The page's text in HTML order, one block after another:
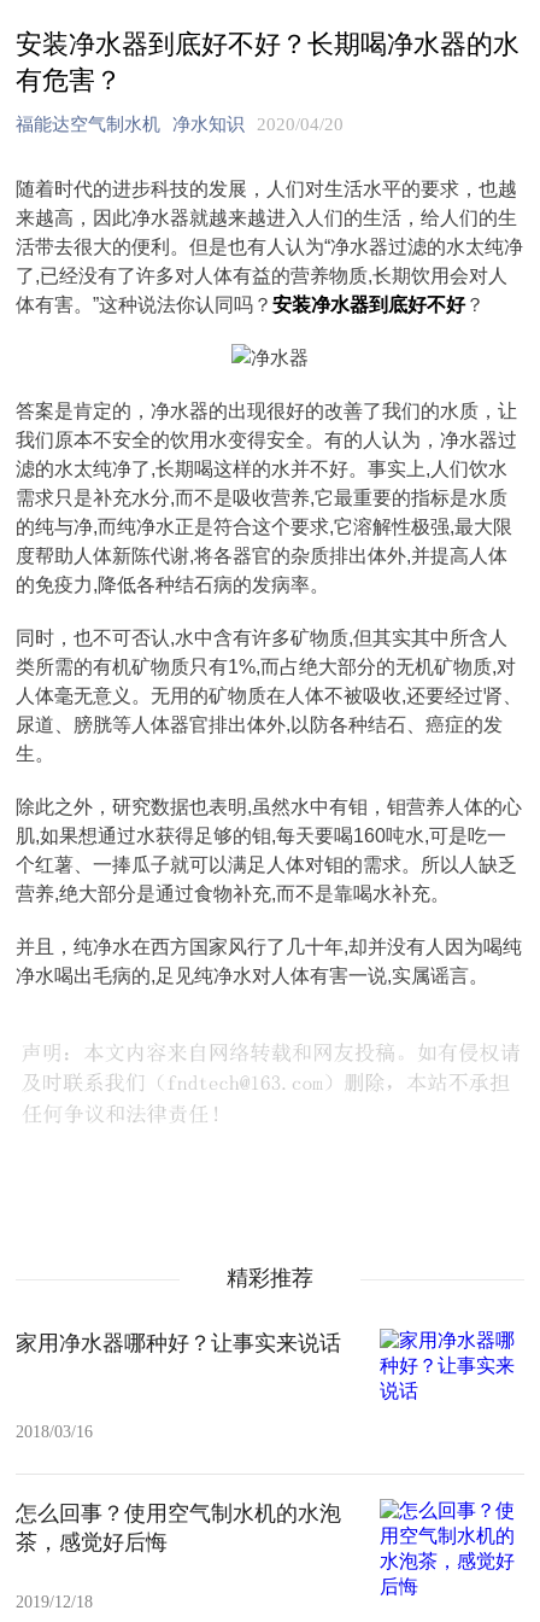
安装净水器到底好不好？长期喝净水器的水
有危害？
福能达空气制水机 净水知识 2020/04/20
随着时代的进步科技的发展，人们对生活水平的要求，也越
来越高，因此净水器就越来越进入人们的生活，给人们的生
活带去很大的便利。但是也有人认为“净水器过滤的水太纯净
了,已经没有了许多对人体有益的营养物质,长期饮用会对人
体有害。”这种说法你认同吗？安装净水器到底好不好？
答案是肯定的，净水器的出现很好的改善了我们的水质，让
我们原本不安全的饮用水变得安全。有的人认为，净水器过
滤的水太纯净了,长期喝这样的水并不好。事实上,人们饮水
需求只是补充水分,而不是吸收营养,它最重要的指标是水质
的纯与净,而纯净水正是符合这个要求,它溶解性极强,最大限
度帮助人体新陈代谢,将各器官的杂质排出体外,并提高人体
的免疫力,降低各种结石病的发病率。
同时，也不可否认,水中含有许多矿物质,但其实其中所含人
类所需的有机矿物质只有1%,而占绝大部分的无机矿物质,对
人体毫无意义。无用的矿物质在人体不被吸收,还要经过肾、
尿道、膀胱等人体器官排出体外,以防各种结石、癌症的发
生。
除此之外，研究数据也表明,虽然水中有钼，钼营养人体的心
肌,如果想通过水获得足够的钼,每天要喝160吨水,可是吃一
个红薯、一捧瓜子就可以满足人体对钼的需求。所以人缺乏
营养,绝大部分是通过食物补充,而不是靠喝水补充。
并且，纯净水在西方国家风行了几十年,却并没有人因为喝纯
净水喝出毛病的,足见纯净水对人体有害一说,实属谣言。
精彩推荐
家用净水器哪种好？让事实来说话
2018/03/16
怎么回事？使用空气制水机的水泡
茶，感觉好后悔
2019/12/18